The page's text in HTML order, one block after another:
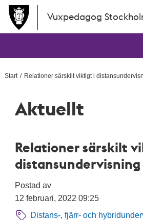
Hoppa till huvudinnehållet
Vuxpedagog
Start Relationer särskilt viktigt i
Aktuellt
Relationer särskilt
distansundervisning
Postad av
12 februari, 2022 09:25
Distans-, fjärr- och